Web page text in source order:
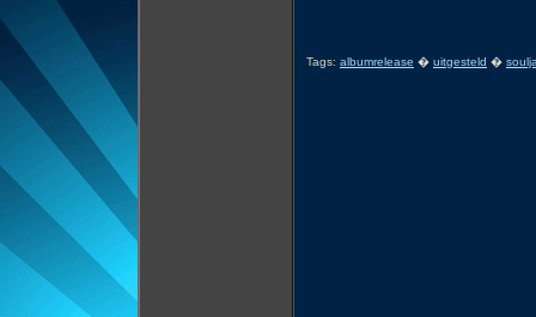
Tags: albumrelease � uitgesteld �